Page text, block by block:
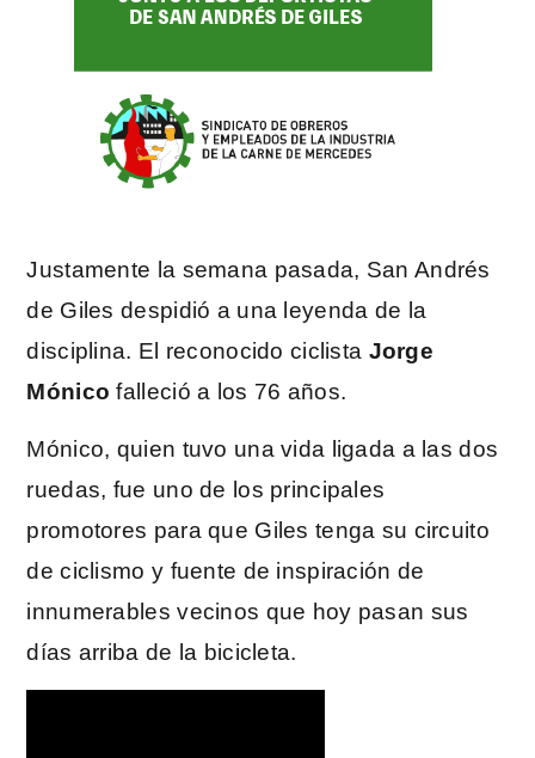
Justamente la semana pasada, San Andrés
de Giles despidió a una leyenda de la
disciplina. El reconocido ciclista Jorge
Mónico falleció a los 76 años.
Mónico, quien tuvo una vida ligada a las dos
ruedas, fue uno de los principales
promotores para que Giles tenga su circuito
de ciclismo y fuente de inspiración de
innumerables vecinos que hoy pasan sus
días arriba de la bicicleta.